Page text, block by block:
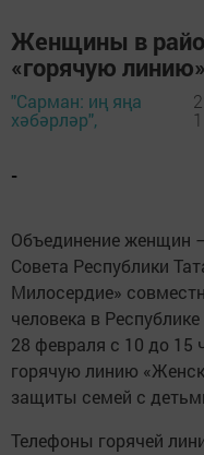
Женщины в
«горячую линию»
"Сарман: иң яңа
хәбәрләр",
-
Объединение женщин
Совета Республики
Милосердие»
человека в
28 февраля с 10 до 15
горячую линию
защиты семей с
Телефоны горячей